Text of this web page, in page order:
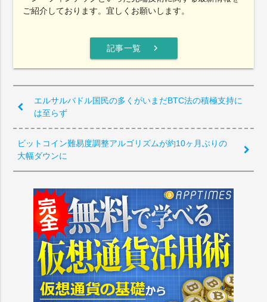
ご紹介しております。宜しくお願いします。
記事一覧 chevron_right
エルサルバドル国民の多くがいまだBTC法の積極支持に
は至らず
ビットコイン難易度調整アルゴリズムが約10ヶ月ぶりの
大幅ダウンに